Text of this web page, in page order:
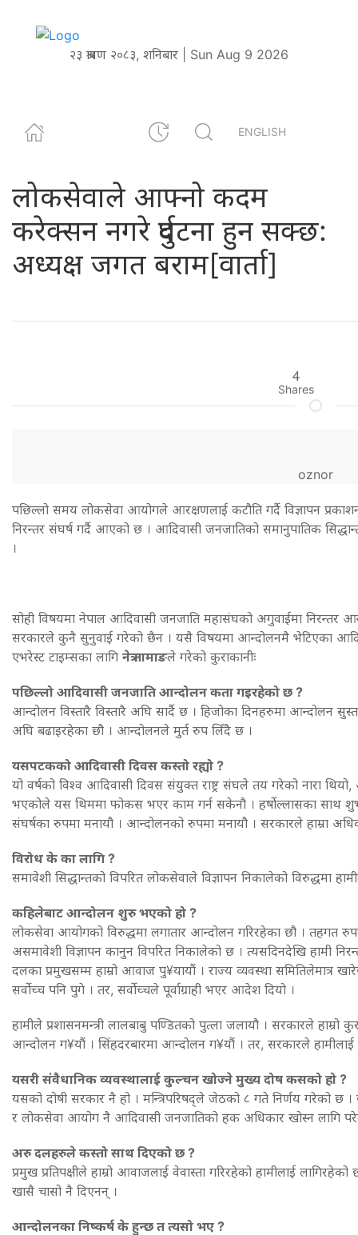
२३ श्रावण २०८३, शनिबार | Sun Aug 9 2026
ENGLISH
लोकसेवाले आफ्नो कदम
करेक्सन नगरे दुर्घटना हुन सक्छ:
अध्यक्ष जगत बराम[वार्ता]
4
Shares
oznor
पछिल्लो समय लोकसेवा आयोगले आरक्षणलाई कटौति गर्दै विज्ञापन
निरन्तर संघर्ष गर्दै आएको छ । आदिवासी जनजातिको समानुपातिक
।
सोही विषयमा नेपाल आदिवासी जनजाति महासंघको अगुवाईमा निरन्तर
सरकारले कुनै सुनुवाई गरेको छैन । यसै विषयमा आन्दोलनमै भेटिएका
एभरेस्ट टाइम्सका लागि नेत्र तामाङले गरेको कुराकानीः
पछिल्लो आदिवासी जनजाति आन्दोलन कता गइरहेको छ ?
आन्दोलन विस्तारै विस्तारै अघि सार्दै छ । हिजोका दिनहरुमा आन्दोलन
अघि बढाइरहेका छौ । आन्दोलनले मुर्त रुप लिँदै छ ।
यसपटकको आदिवासी दिवस कस्तो रह्यो ?
यो वर्षको विश्व आदिवासी दिवस संयुक्त राष्ट्र संघले तय गरेको नारा
भएकोले यस थिममा फोकस भएर काम गर्न सकेनौ । हर्षोल्लासका साथ
संघर्षका रुपमा मनायौ । आन्दोलनको रुपमा मनायौ । सरकारले हाम्रा
विरोध के का लागि ?
समावेशी सिद्धान्तको विपरित लोकसेवाले विज्ञापन निकालेको विरुद्धमा
कहिलेबाट आन्दोलन शुरु भएको हो ?
लोकसेवा आयोगको विरुद्धमा लगातार आन्दोलन गरिरहेका छौ । तहगत
असमावेशी विज्ञापन कानुन विपरित निकालेको छ । त्यसदिनदेखि हामी
दलका प्रमुखसम्म हाम्रो आवाज पु¥यायौं । राज्य व्यवस्था समितिलेमात्र
सर्वोच्च पनि पुगे । तर, सर्वोच्चले पूर्वाग्राही भएर आदेश दियो ।
हामीले प्रशासनमन्त्री लालबाबु पण्डितको पुत्ला जलायौ । सरकारले हाम्रो
आन्दोलन ग¥यौं । सिंहदरबारमा आन्दोलन ग¥यौं । तर, सरकारले
यसरी संवैधानिक व्यवस्थालाई कुल्चन खोज्ने मुख्य दोष कसको हो ?
यसको दोषी सरकार नै हो । मन्त्रिपरिषद्ले जेठको ८ गते निर्णय गरेको छ
र लोकसेवा आयोग नै आदिवासी जनजातिको हक अधिकार खोस्न लागि
अरु दलहरुले कस्तो साथ दिएको छ ?
प्रमुख प्रतिपक्षीले हाम्रो आवाजलाई वेवास्ता गरिरहेको हामीलाई
खासै चासो नै दिएनन् ।
आन्दोलनका निष्कर्ष के हुन्छ त त्यसो भए ?